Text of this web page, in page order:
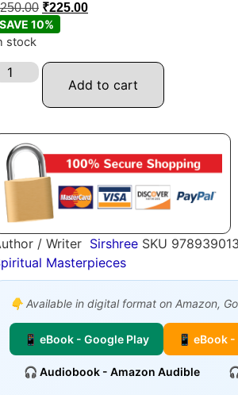
250.00 ₹225.00
SAVE 10%
stock
Add to cart
/ Writer Sirshree SKU
Masterpieces
👇 Available in digital format on Amazon,
📱 eBook - Google Play 📱 eBook
🎧 Audiobook - Amazon Audible